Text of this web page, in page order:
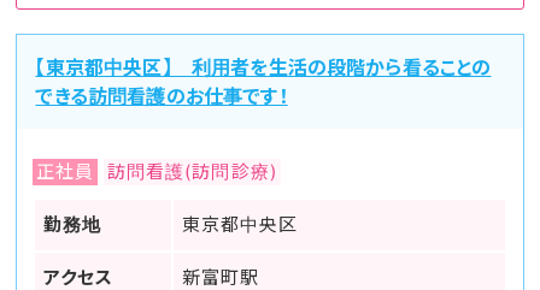
【東京都中央区】 利用者を生活の段階から看ることの
できる訪問看護のお仕事です！
正社員 訪問看護(訪問診療)
勤務地 東京都中央区
アクセス 新富町駅